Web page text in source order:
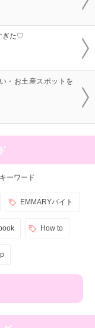
ぎた♡
・お土産スポットを
ーワード
EMMARYバイト
How to